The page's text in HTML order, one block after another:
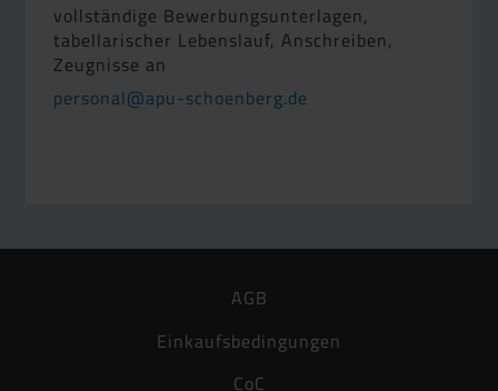
vollständige Bewerbungsunterlagen,
tabellarischer Lebenslauf, Anschreiben,
Zeugnisse an
personal@apu-schoenberg.de
AGB
Einkaufsbedingungen
CoC